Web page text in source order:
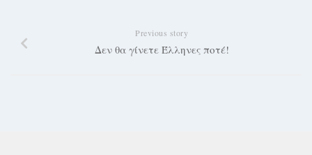
Previous story
Δεν θα γίνετε Έλληνες ποτέ!